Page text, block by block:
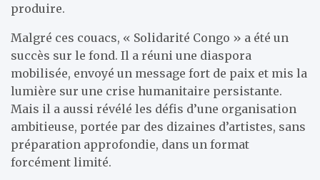
produire.
Malgré ces couacs, « Solidarité Congo » a été un
succès sur le fond. Il a réuni une diaspora
mobilisée, envoyé un message fort de paix et mis la
lumière sur une crise humanitaire persistante.
Mais il a aussi révélé les défis d’une organisation
ambitieuse, portée par des dizaines d’artistes, sans
préparation approfondie, dans un format
forcément limité.